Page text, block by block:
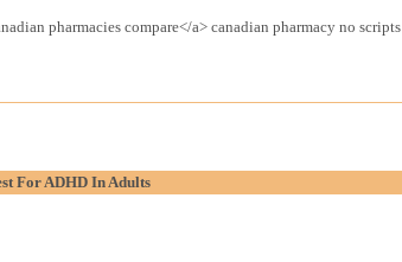
pharmacies compare</a> canadian pharmacy no scripts
For ADHD In Adults